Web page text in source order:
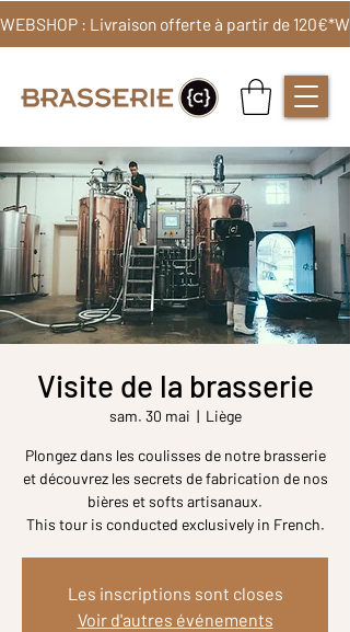
WEBSHOP : Livraison offerte à partir de 120€*
Visite de la brasserie
sam. 30 mai
  |
Liège
Plongez dans les coulisses de notre brasserie
et découvrez les secrets de fabrication de nos
bières et softs artisanaux.
Les inscriptions sont closes
Voir d'autres événements